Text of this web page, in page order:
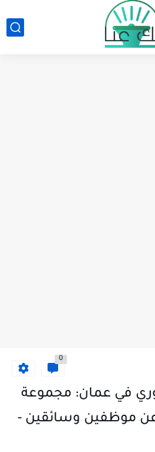
0
في عمان: مجموعة
عن موظفين وسائقين -